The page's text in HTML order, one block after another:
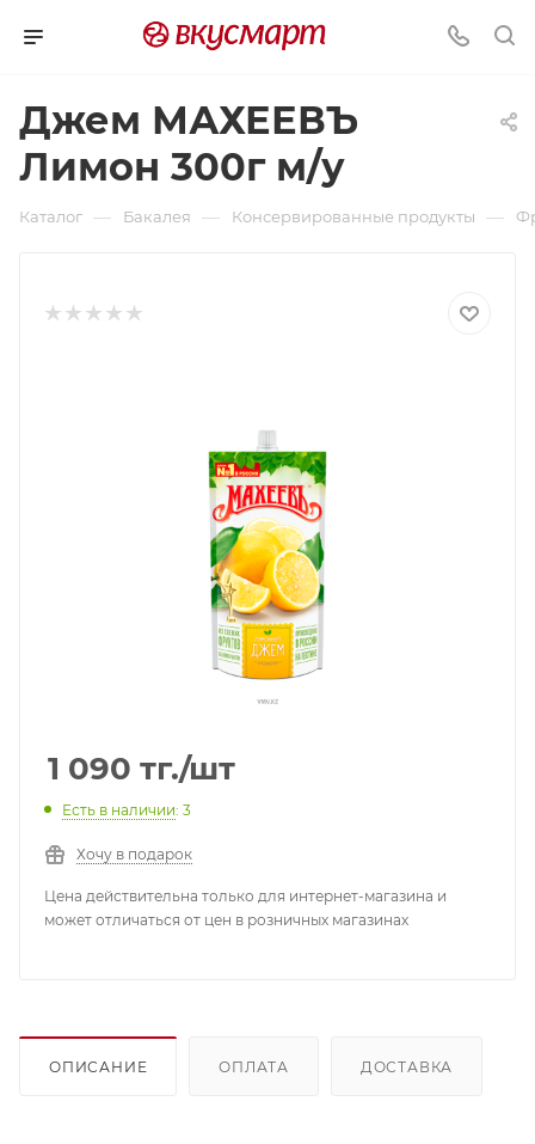
Джем МАХЕЕВЪ
Лимон 300г м/у
Каталог — Бакалея — Консервированные продукты —
1 090 тг./шт
Есть в наличии: 3
Хочу в подарок
Цена действительна только для интернет-магазина и
может отличаться от цен в розничных магазинах
ОПИСАНИЕ ОПЛАТА ДОСТАВКА